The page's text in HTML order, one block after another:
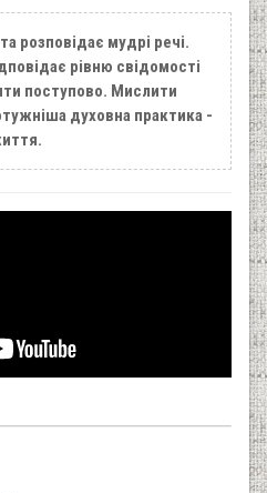
розповідає мудрі речі.
рівню свідомості
поступово. Мислити
духовна практика -